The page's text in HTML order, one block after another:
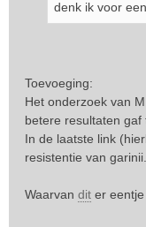
denk ik voor
Toevoeging:
Het onderzoek van
betere resultaten gaf
In de laatste link
resistentie van garinii.
Waarvan dit er